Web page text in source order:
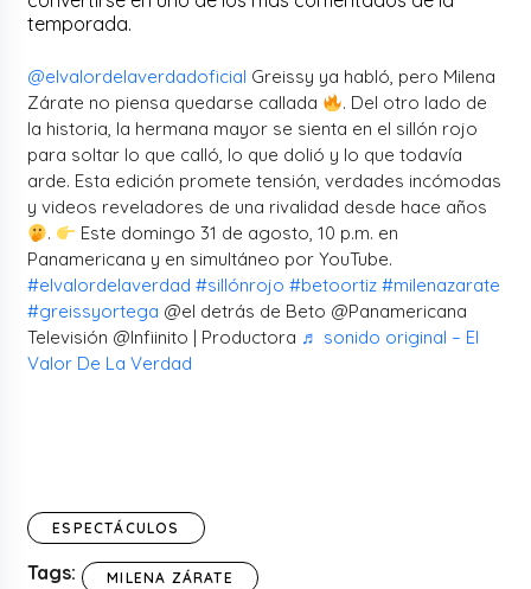
temporada.
@elvalordelaverdadoficial Greissy ya habló, pero Milena
Zárate no piensa quedarse callada
. Del otro lado de
la historia, la hermana mayor se sienta en el sillón rojo
para soltar lo que calló, lo que dolió y lo que todavía
arde. Esta edición promete tensión, verdades incómodas
y videos reveladores de una rivalidad desde hace años
.
Este domingo 31 de agosto, 10 p.m. en
Panamericana y en simultáneo por YouTube.
#elvalordelaverdad #sillónrojo #betoortiz #milenazarate
#greissyortega @el detrás de Beto @Panamericana
Televisión @Infiinito | Productora ♬ sonido original – El
Valor De La Verdad
ESPECTÁCULOS
Tags: MILENA ZÁRATE